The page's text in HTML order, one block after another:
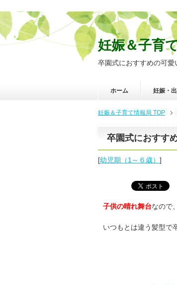
妊娠＆子育
卒園式におすすめの可
ホーム 妊娠・
妊娠＆子育て情報局 TOP
卒園式におすす
[幼児期（1～６歳） ]
子供の晴れ舞台なので、
いつもとは違う髪型で